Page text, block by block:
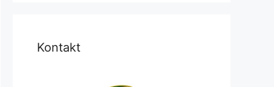
Kontakt